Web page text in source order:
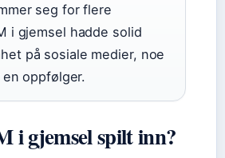
seg for flere
i gjemsel hadde solid
på sosiale medier, noe
oppfølger.
i gjemsel spilt inn?